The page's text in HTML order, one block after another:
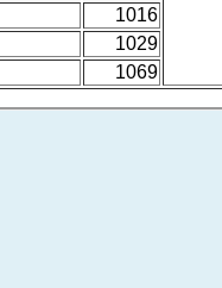
1016
1029
1069